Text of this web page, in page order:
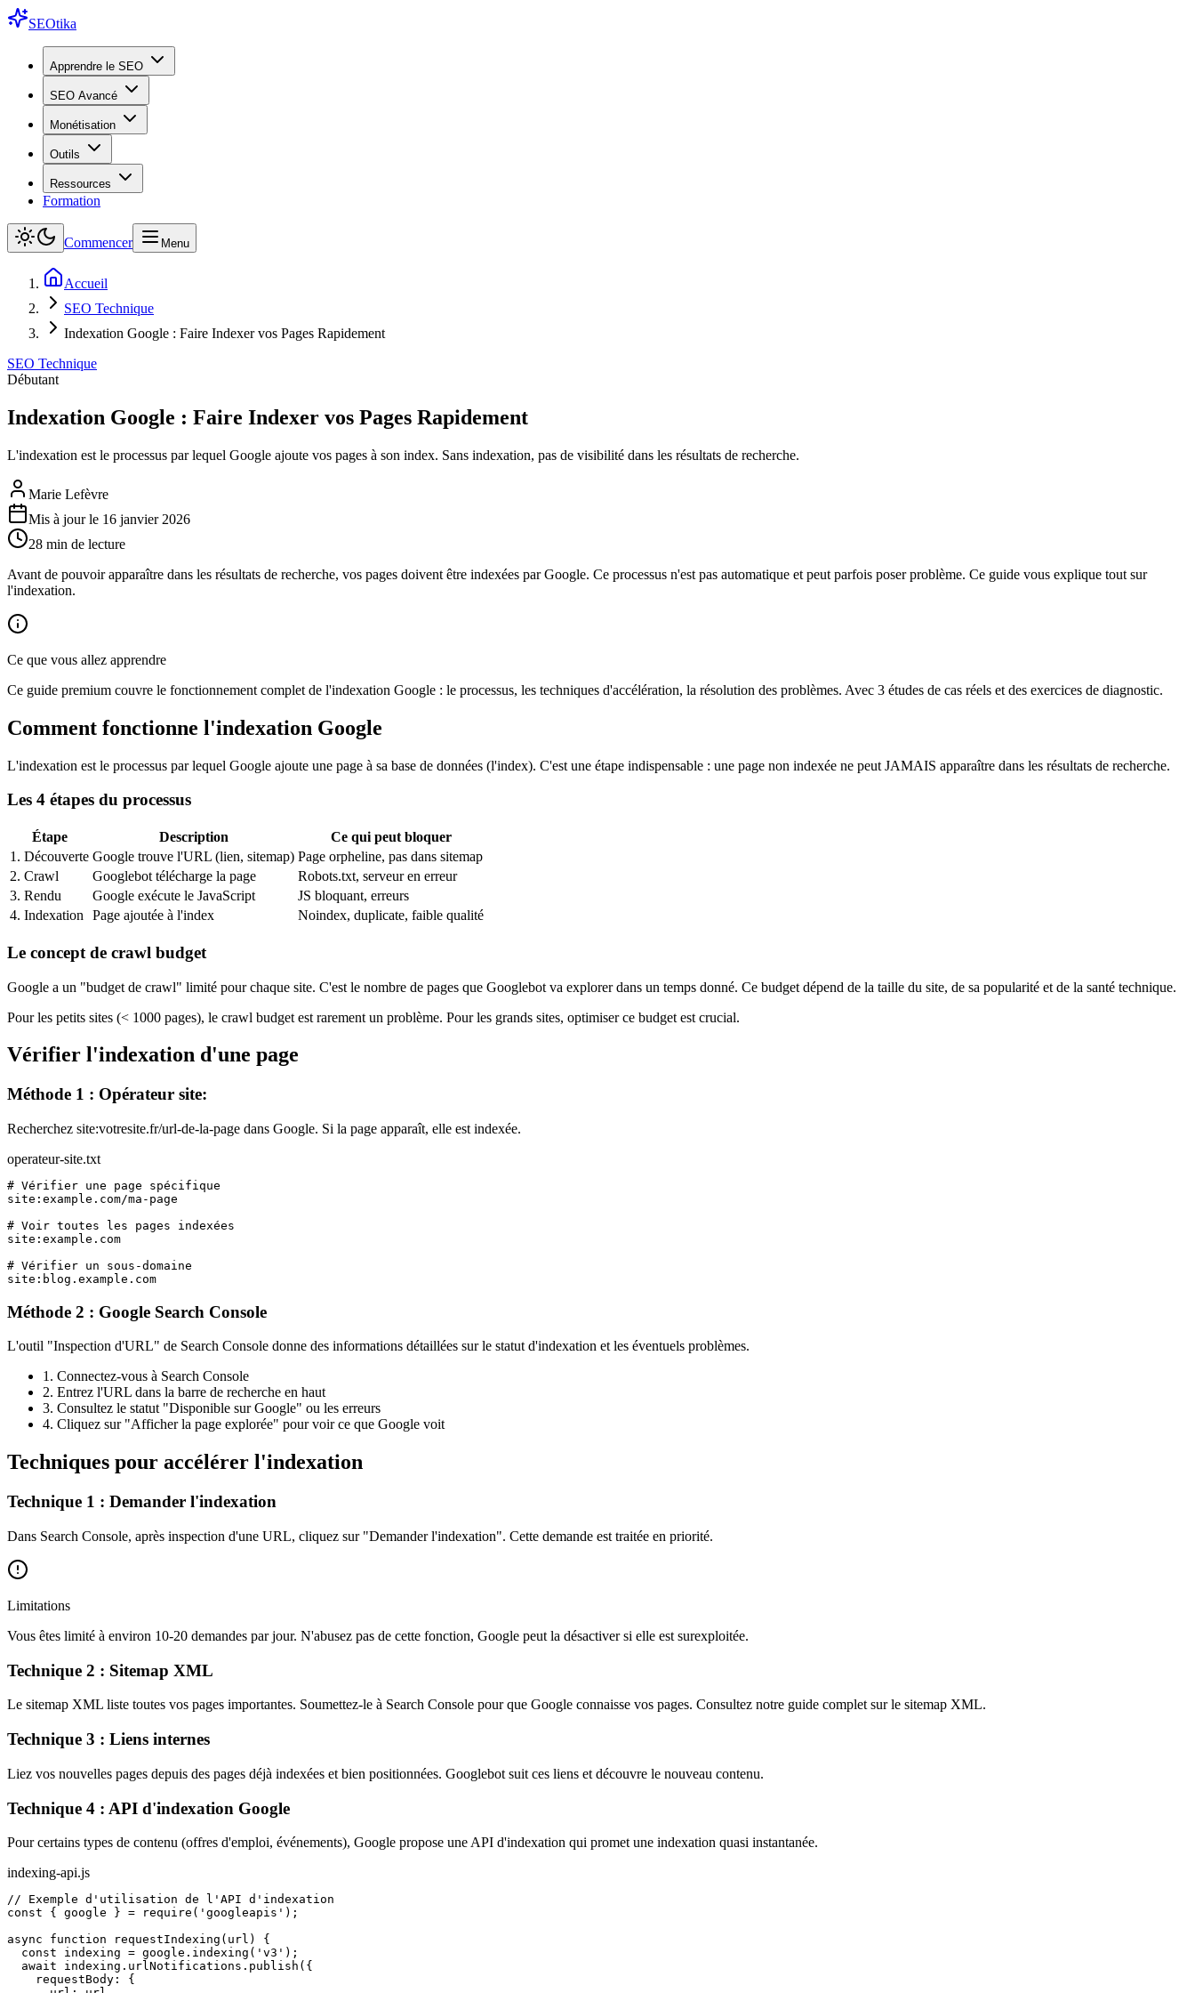
SEOtika
Apprendre le SEO
SEO Avancé
Monétisation
Outils
Ressources
Formation
Commencer Menu
Accueil
SEO Technique
Indexation Google : Faire Indexer vos Pages Rapidement
SEO Technique
Débutant
Indexation Google : Faire Indexer vos Pages Rapidement
L'indexation est le processus par lequel Google ajoute vos pages à son index. Sans indexation, pas de visibilité dans les résultats de recherche.
Marie Lefèvre
Mis à jour le 16 janvier 2026
28 min de lecture
Avant de pouvoir apparaître dans les résultats de recherche, vos pages doivent être indexées par Google. Ce processus n'est pas automatique et peut parfois poser problème. Ce guide vous explique tout sur
l'indexation.
Ce que vous allez apprendre
Ce guide premium couvre le fonctionnement complet de l'indexation Google : le processus, les techniques d'accélération, la résolution des problèmes. Avec 3 études de cas réels et des exercices de diagnostic.
Comment fonctionne l'indexation Google
L'indexation est le processus par lequel Google ajoute une page à sa base de données (l'index). C'est une étape indispensable : une page non indexée ne peut JAMAIS apparaître dans les résultats de recherche.
Les 4 étapes du processus
Étape Description
Ce qui peut bloquer
1. Découverte Google trouve l'URL (lien, sitemap) Page orpheline, pas dans sitemap
2. Crawl
Googlebot télécharge la page
Robots.txt, serveur en erreur
3. Rendu
Google exécute le JavaScript
JS bloquant, erreurs
4. Indexation
Page ajoutée à l'index Noindex, duplicate, faible qualité
Le concept de crawl budget
Google a un "budget de crawl" limité pour chaque site. C'est le nombre de pages que Googlebot va explorer dans un temps donné. Ce budget dépend de la taille du site, de sa popularité et de la santé technique.
Pour les petits sites (< 1000 pages), le crawl budget est rarement un problème. Pour les grands sites, optimiser ce budget est crucial.
Vérifier l'indexation d'une page
Méthode 1 : Opérateur site:
Recherchez site:votresite.fr/url-de-la-page dans Google. Si la page apparaît, elle est indexée.
operateur-site.txt
# Vérifier une page spécifique
site:example.com/ma-page
# Voir toutes les pages indexées
site:example.com
# Vérifier un sous-domaine
site:blog.example.com
Méthode 2 : Google Search Console
L'outil "Inspection d'URL" de Search Console donne des informations détaillées sur le statut d'indexation et les éventuels problèmes.
1. Connectez-vous à Search Console
2. Entrez l'URL dans la barre de recherche en haut
3. Consultez le statut "Disponible sur Google" ou les erreurs
4. Cliquez sur "Afficher la page explorée" pour voir ce que Google voit
Techniques pour accélérer l'indexation
Technique 1 : Demander l'indexation
Dans Search Console, après inspection d'une URL, cliquez sur "Demander l'indexation". Cette demande est traitée en priorité.
Limitations
Vous êtes limité à environ 10-20 demandes par jour. N'abusez pas de cette fonction, Google peut la désactiver si elle est surexploitée.
Technique 2 : Sitemap XML
Le sitemap XML liste toutes vos pages importantes. Soumettez-le à Search Console pour que Google connaisse vos pages. Consultez notre guide complet sur le sitemap XML.
Technique 3 : Liens internes
Liez vos nouvelles pages depuis des pages déjà indexées et bien positionnées. Googlebot suit ces liens et découvre le nouveau contenu.
Technique 4 : API d'indexation Google
Pour certains types de contenu (offres d'emploi, événements), Google propose une API d'indexation qui promet une indexation quasi instantanée.
indexing-api.js
// Exemple d'utilisation de l'API d'indexation
const { google } = require('googleapis');
async function requestIndexing(url) {
  const indexing = google.indexing('v3');
  await indexing.urlNotifications.publish({
    requestBody: {